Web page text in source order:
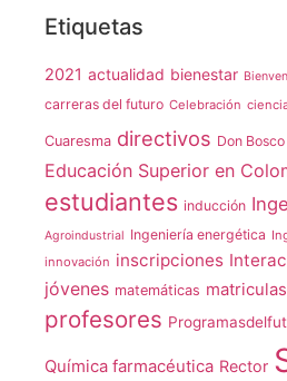
Etiquetas
2021 actualidad bienestar
carreras del futuro Celebración
Cuaresma directivos Don Bosco
Educación Superior en
estudiantes inducción
Agroindustrial Ingeniería energética
innovación inscripciones
jóvenes matemáticas matriculas
profesores
Química farmacéutica Rector